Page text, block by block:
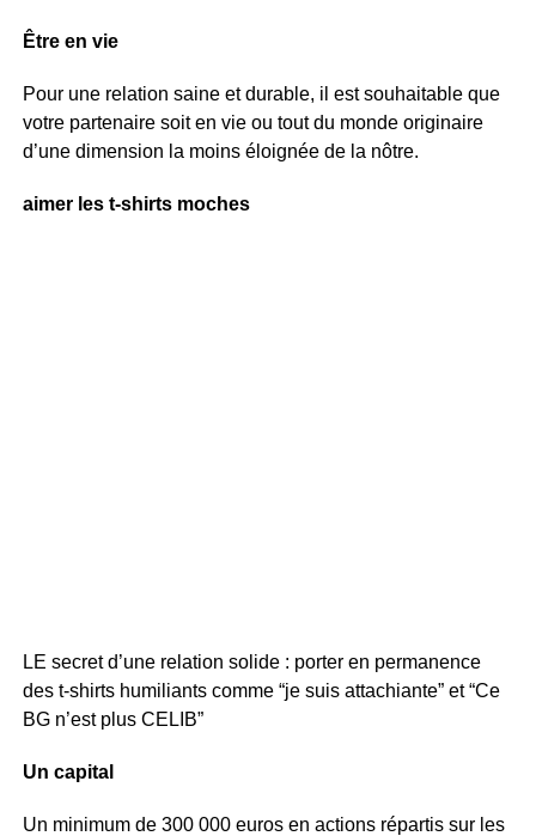
Être en vie
Pour une relation saine et durable, il est souhaitable que
votre partenaire soit en vie ou tout du monde originaire
d’une dimension la moins éloignée de la nôtre.
aimer les t-shirts moches
LE secret d’une relation solide : porter en permanence
des t-shirts humiliants comme “je suis attachiante” et “Ce
BG n’est plus CELIB”
Un capital
Un minimum de 300 000 euros en actions répartis sur les